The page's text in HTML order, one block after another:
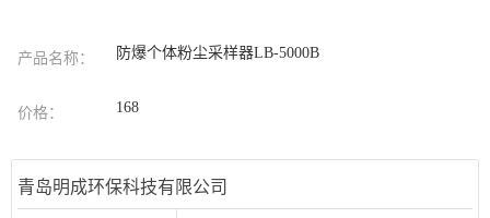
产品名称： 防爆个体粉尘采样器LB-5000B
价格： 168
青岛明成环保科技有限公司